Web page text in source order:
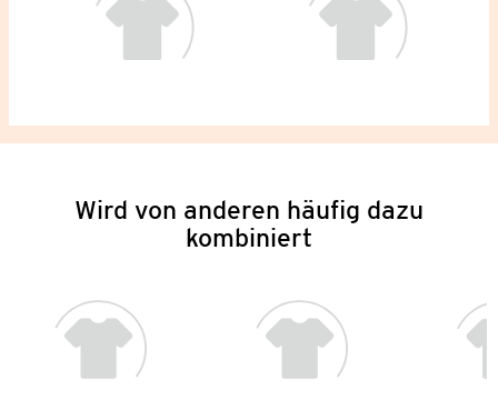
Wird von anderen häufig dazu
kombiniert